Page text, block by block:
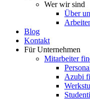
Wer wir sind
Über
Blog
Kontakt
Für Unternehmen
Mitarbeiter
Azubi